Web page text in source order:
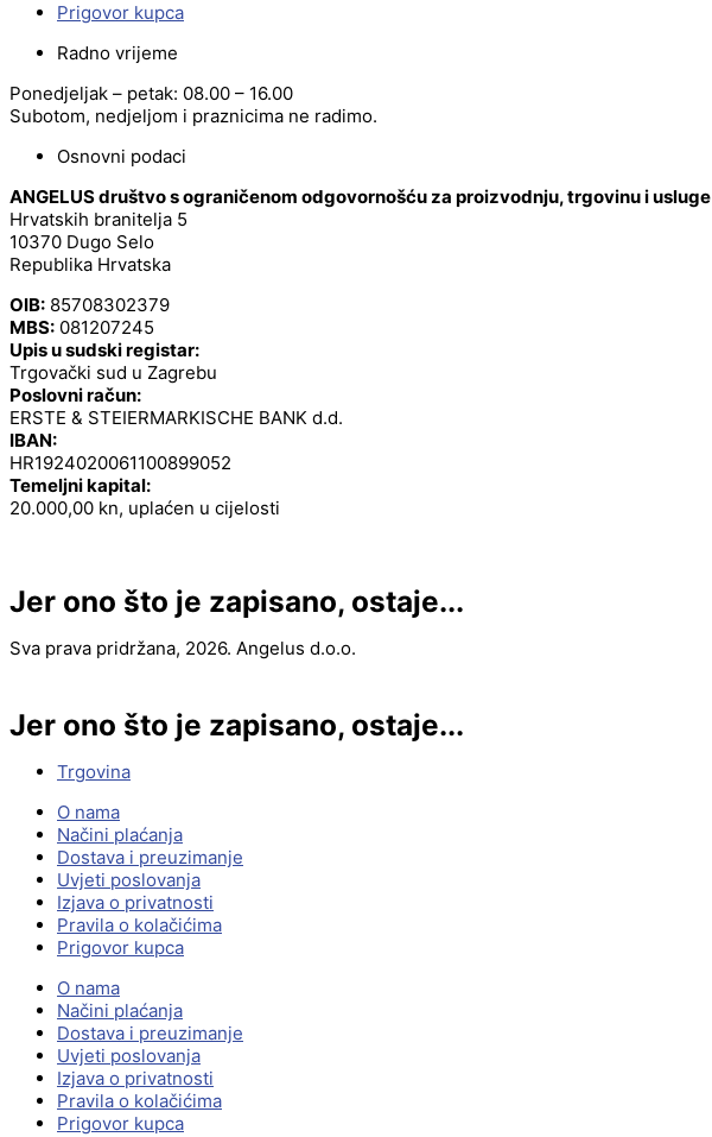
Prigovor kupca
Radno vrijeme
Ponedjeljak – petak: 08.00 – 16.00
Subotom, nedjeljom i praznicima ne radimo.
Osnovni podaci
ANGELUS društvo s ograničenom odgovornošću za proizvodnju, trgovinu i usluge
Hrvatskih branitelja 5
10370 Dugo Selo
Republika Hrvatska
OIB: 85708302379
MBS: 081207245
Upis u sudski registar:
Trgovački sud u Zagrebu
Poslovni račun:
ERSTE & STEIERMARKISCHE BANK d.d.
IBAN:
HR1924020061100899052
Temeljni kapital:
20.000,00 kn, uplaćen u cijelosti
Jer ono što je zapisano, ostaje...
Sva prava pridržana, 2026. Angelus d.o.o.
Jer ono što je zapisano, ostaje...
Trgovina
O nama
Načini plaćanja
Dostava i preuzimanje
Uvjeti poslovanja
Izjava o privatnosti
Pravila o kolačićima
Prigovor kupca
O nama
Načini plaćanja
Dostava i preuzimanje
Uvjeti poslovanja
Izjava o privatnosti
Pravila o kolačićima
Prigovor kupca